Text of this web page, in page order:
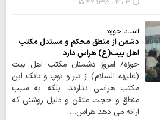
۱۳۹۵-۰۴-۰۳ ۱۵:۴۲
استاد حوزه:
دشمن از منطق محکم و مستدل مکتب
اهل بیت(ع) هراس دارد
حوزه/ امروز دشمنان مکتب اهل بیت
(علیهم السلام) از تیر و توپ و تانک این
مکتب هراسی ندارند، بلکه به سبب
منطق و حجت متقن و دلیل روشنی که
ارائه می دهد هراس…